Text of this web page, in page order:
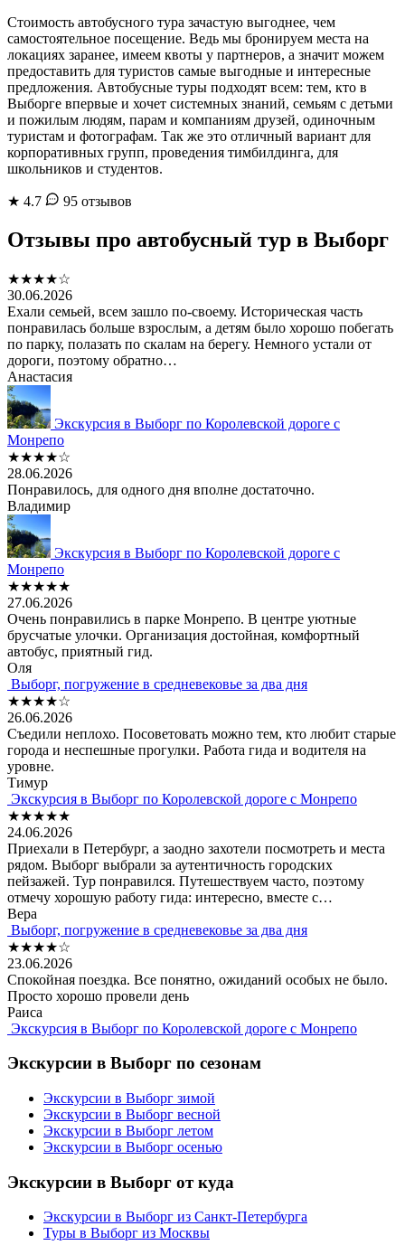
Стоимость автобусного тура зачастую выгоднее, чем
самостоятельное посещение. Ведь мы бронируем места на
локациях заранее, имеем квоты у партнеров, а значит можем
предоставить для туристов самые выгодные и интересные
предложения. Автобусные туры подходят всем: тем, кто в
Выборге впервые и хочет системных знаний, семьям с детьми
и пожилым людям, парам и компаниям друзей, одиночным
туристам и фотографам. Так же это отличный вариант для
корпоративных групп, проведения тимбилдинга, для
школьников и студентов.
★ 4.7 95 отзывов
Отзывы про автобусный тур в Выборг
★★★★☆
30.06.2026
Ехали семьей, всем зашло по-своему. Историческая часть
понравилась больше взрослым, а детям было хорошо побегать
по парку, полазать по скалам на берегу. Немного устали от
дороги, поэтому обратно…
Анастасия
Экскурсия в Выборг по Королевской дороге с
Монрепо
★★★★☆
28.06.2026
Понравилось, для одного дня вполне достаточно.
Владимир
Экскурсия в Выборг по Королевской дороге с
Монрепо
★★★★★
27.06.2026
Очень понравились в парке Монрепо. В центре уютные
брусчатые улочки. Организация достойная, комфортный
автобус, приятный гид.
Оля
Выборг, погружение в средневековье за два дня
★★★★☆
26.06.2026
Съедили неплохо. Посоветовать можно тем, кто любит старые
города и неспешные прогулки. Работа гида и водителя на
уровне.
Тимур
Экскурсия в Выборг по Королевской дороге с Монрепо
★★★★★
24.06.2026
Приехали в Петербург, а заодно захотели посмотреть и места
рядом. Выборг выбрали за аутентичность городских
пейзажей. Тур понравился. Путешествуем часто, поэтому
отмечу хорошую работу гида: интересно, вместе с…
Вера
Выборг, погружение в средневековье за два дня
★★★★☆
23.06.2026
Спокойная поездка. Все понятно, ожиданий особых не было.
Просто хорошо провели день
Раиса
Экскурсия в Выборг по Королевской дороге с Монрепо
Экскурсии в Выборг по сезонам
Экскурсии в Выборг зимой
Экскурсии в Выборг весной
Экскурсии в Выборг летом
Экскурсии в Выборг осенью
Экскурсии в Выборг от куда
Экскурсии в Выборг из Санкт-Петербурга
Туры в Выборг из Москвы